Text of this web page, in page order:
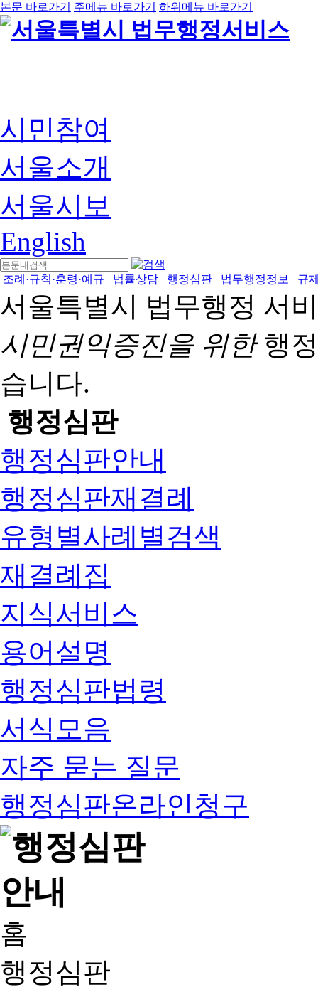
본문 바로가기 주메뉴 바로가기 하위메뉴 바로가기
시민참여
서울소개
서울시보
English
조례·규칙·훈령·예규 법률상담 행정심판 법무행정정보 규
서울특별시 법무행정 서
시민권익증진을 위한행
습니다.
행정심판
행정심판안내
행정심판재결례
유형별사례별검색
재결례집
지식서비스
용어설명
행정심판법령
서식모음
자주 묻는 질문
행정심판온라인청구
홈
행정심판